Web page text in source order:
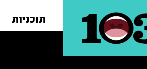
תוכניות